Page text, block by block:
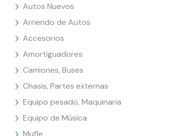
Autos Nuevos
Arriendo de Autos
Accesorios
Amortiguadores
Camiones, Buses
Chasis, Partes externas
Equipo pesado, Maquinaria
Equipo de Música
Mufle